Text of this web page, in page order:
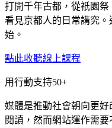
打開千年古都，從祇園祭
看見京都人的日常講究
始。
點此收聽線上課程
用行動支持50+
媒體是推動社會朝向更
閱讀，然而網站運作需